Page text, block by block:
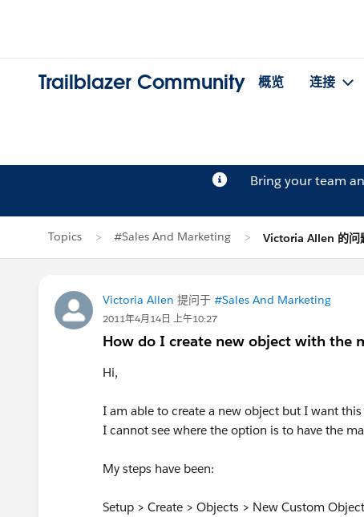
Trailblazer Community 概览 连接
Bring your team
Topics #Sales And Marketing Victoria Allen 的问
Victoria Allen 提问于 #Sales And Marketing
2011年4月14日 上午10:27
How do I create new object with the
Hi,
I am able to create a new object but I want
I cannot see where the option is to have the
My steps have been:
Setup > Create > Objects > New Custom Object